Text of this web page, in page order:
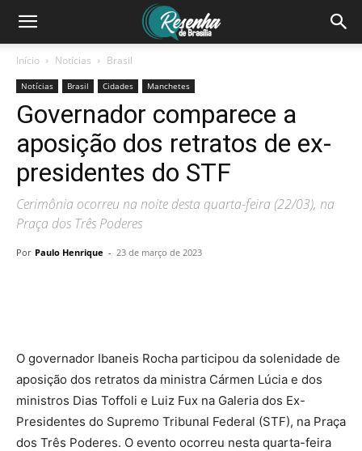
Início Notícias Brasil
Notícias Brasil Cidades Manchetes
Governador comparece a
aposição dos retratos de ex-
presidentes do STF
Cerimônia ocorreu na noite desta quarta-feira (22/03), na
Praça dos Três Poderes
Por Paulo Henrique - 23 de março de 2023
O governador Ibaneis Rocha participou da solenidade de
aposição dos retratos da ministra Cármen Lúcia e dos
ministros Dias Toffoli e Luiz Fux na Galeria dos Ex-
Presidentes do Supremo Tribunal Federal (STF), na Praça
dos Três Poderes. O evento ocorreu nesta quarta-feira